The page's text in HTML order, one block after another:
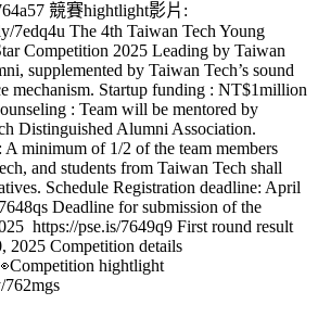
競賽hightlight影片:
7edq4u The 4th Taiwan Tech Young
Competition 2025 Leading by Taiwan
supplemented by Taiwan Tech’s sound
mechanism. Startup funding : NT$1million
: Team will be mentored by
Distinguished Alumni Association.
minimum of 1/2 of the team members
and students from Taiwan Tech shall
Schedule Registration deadline: April
Deadline for submission of the
https://pse.is/7649q9 First round result
2025 Competition details
hightlight
762mgs